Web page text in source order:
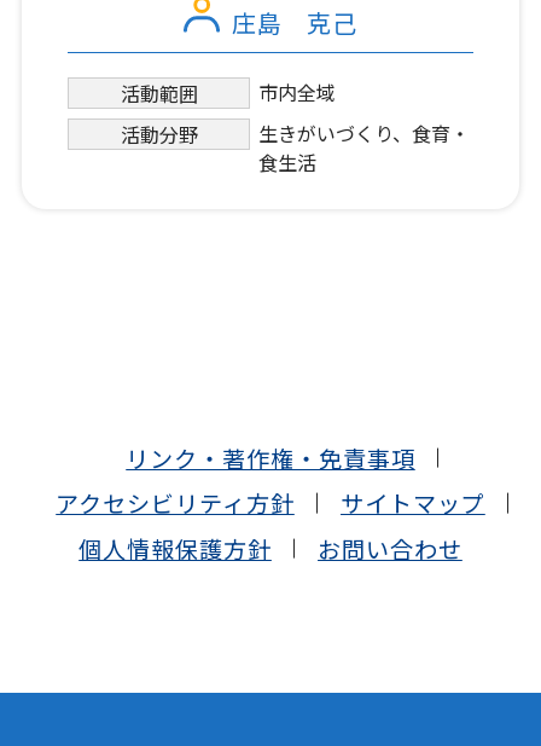
庄島 克己
活動範囲
市内全域
活動分野
生きがいづくり、食育・
食生活
リンク・著作権・免責事項
アクセシビリティ方針
サイトマップ
個人情報保護方針
お問い合わせ